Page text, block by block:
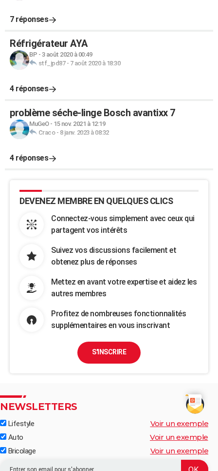
7 réponses
Réfrigérateur AYA
BP - 3 août 2020 à 00:49
stf_jpd87- 7 août 2020 à 18:30
4 réponses
problème séche-linge Bosch avantixx 7
MuGeO- 15 nov. 2021 à 12:19
Craco- 8 janv. 2023 à 08:32
4 réponses
DEVENEZ MEMBRE EN QUELQUES CLICS
Connectez-vous simplement avec ceux qui
partagent vos intérêts
Suivez vos discussions facilement et
obtenez plus de réponses
Mettez en avant votre expertise et aidez les
autres membres
Profitez de nombreuses fonctionnalités
supplémentaires en vous inscrivant
S'INSCRIRE
NEWSLETTERS
Lifestyle Voir un exemple
Auto Voir un exemple
Bricolage Voir un exemple